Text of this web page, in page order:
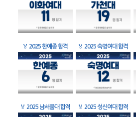
🏅 2025 한예종 합격 🏅 2025 숙명여대 합격
🏅 2025 남서울대 합격 🏅 2025 성신여대 합격